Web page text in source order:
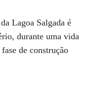
Lagoa Salgada é
durante uma vida
de construção